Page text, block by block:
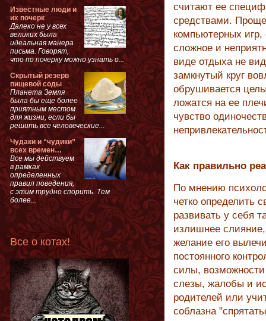
считают ее
средствами. Проще
компьютерных
сложное и
виде отдыха не
замкнутый круг
обрушивается
ложатся на ее
чувство
Как правильно
По мнению
четко определить
развивать у себя
излишнее слияние,
желание его
постоянного
силы,
слезы, жалобы и
родителей или
соблазна
Известные люди и
их почерк
Далеко не у всех
великих была
идеальная манера
письма. Говорят,
что по почерку можно узнать о...
Скрытый резерв
пищевой соды
Планета Земля
была бы еще более
приятным местом
для жизни, если бы
решить все человеческие...
Чудаки и “чудики”
всех времен…
Все мы действуем
в рамках
определенных
правил поведения,
с этим трудно спорить. Тем
более...
Все о котах!